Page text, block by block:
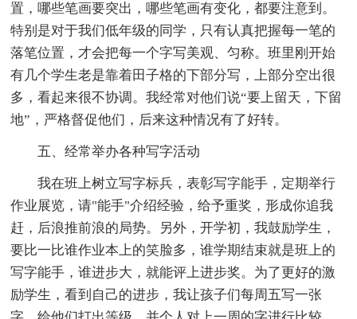
置，哪些笔画要突出，哪些笔画有变化，都要注意到。
特别是对于我们低年级的同学，只有认真把握每一笔的
落笔位置，才会把每一个字写美观、匀称。班里刚开始
有几个学生老是靠着田子格的下部分写，上部分空出很
多，看起来很不协调。我经常对他们说“要上留天，下留
地”，严格督促他们，后来这种情况有了好转。
五、经常举办各种写字活动
我在班上树立写字标兵，表彰写字能手，定期举行
作业展览，请"能手"介绍经验，给予重奖，形成你追我
赶，后浪推前浪的局势。另外，开学初，我鼓励学生，
要比一比谁作业本上的笑脸多，谁学期结束就是班上的
写字能手，谁进步大，就能评上进步奖。为了更好的激
励学生，看到自己的进步，我让孩子们每周五写一张